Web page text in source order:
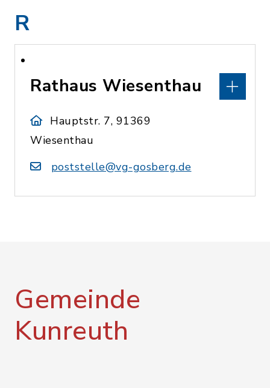
R
Rathaus Wiesenthau
Hauptstr. 7, 91369
Wiesenthau
poststelle@vg-gosberg.de
Gemeinde
Kunreuth